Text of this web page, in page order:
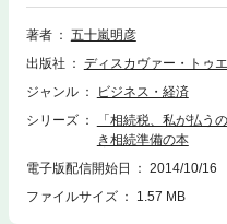
とんどが親が生きている間にし
たあとでは「もう遅い」というこ
あります。したがって一日でも早
続税は原則として10カ月以内に
しものときにあわてないよう、
を知るためにも、ぜひ本書をお読
著者
五十嵐明彦
出版社
ディスカヴァー・トゥ
ジャンル
ビジネス・経済
シリーズ
「相続税、私が払う
き相続準備の本
電子版配信開始日
2014/10/16
ファイルサイズ
1.57 MB